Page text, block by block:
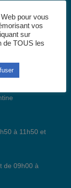
à 11h50 et
de 09h00 à
pour vous
vos
sur
de TOUS les